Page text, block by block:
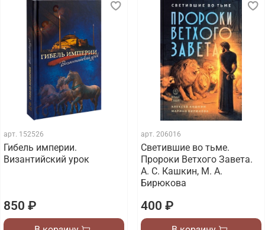
арт. 152526
Гибель империи.
Византийский урок
850 ₽
арт. 206016
Светившие во тьме.
Пророки Ветхого Завета.
А. С. Кашкин, М. А.
Бирюкова
400 ₽